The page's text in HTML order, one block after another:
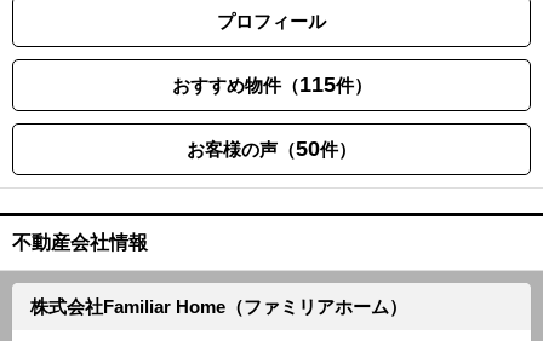
プロフィール
おすすめ物件（115件）
お客様の声（50件）
不動産会社情報
株式会社Familiar Home（ファミリアホーム）